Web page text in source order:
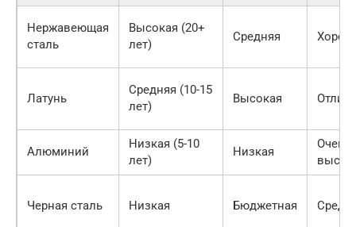
Нержавеющая
сталь
Высокая (20+
лет)
Средняя
Латунь
Средняя (10-15
лет)
Высокая
Алюминий
Низкая (5-10
лет)
Низкая
Очень
Черная сталь Низкая Бюджетная